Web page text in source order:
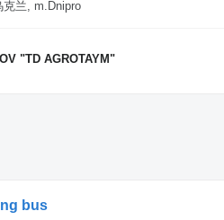
克兰, m.Dnipro
"TD AGROTAYM"
bus